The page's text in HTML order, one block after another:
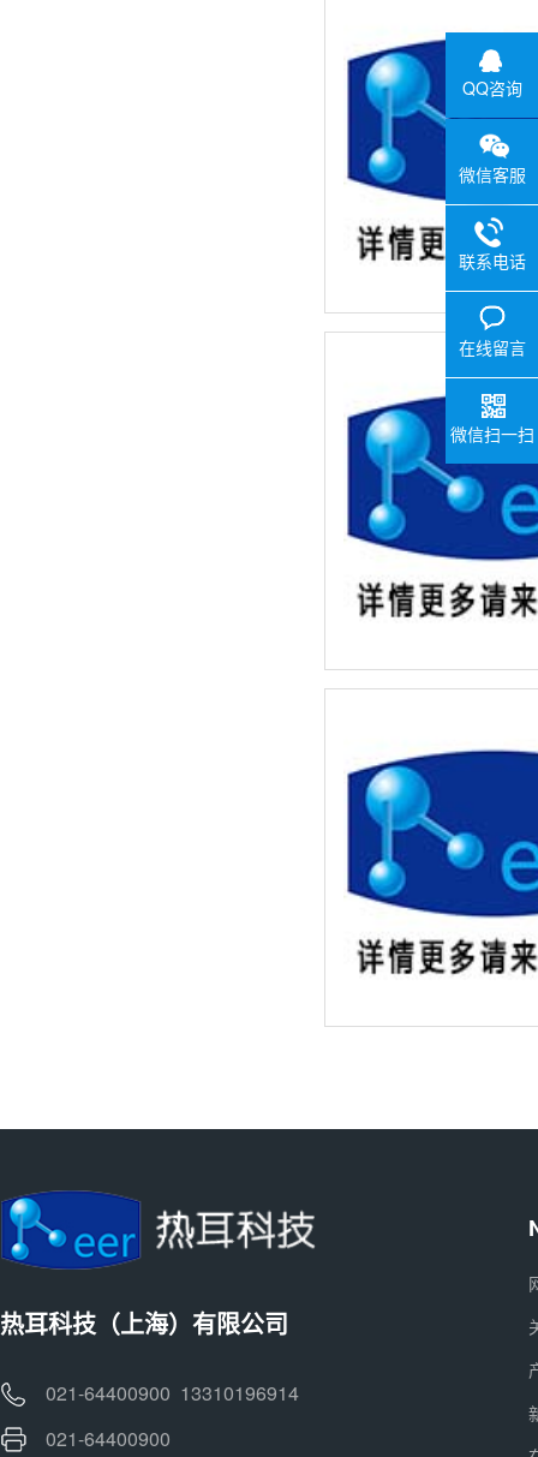
热耳科技（上海）有限公司
021-64400900 13310196914
021-64400900
QQ咨询
微信客服
联系电话
在线留言
微信扫一扫